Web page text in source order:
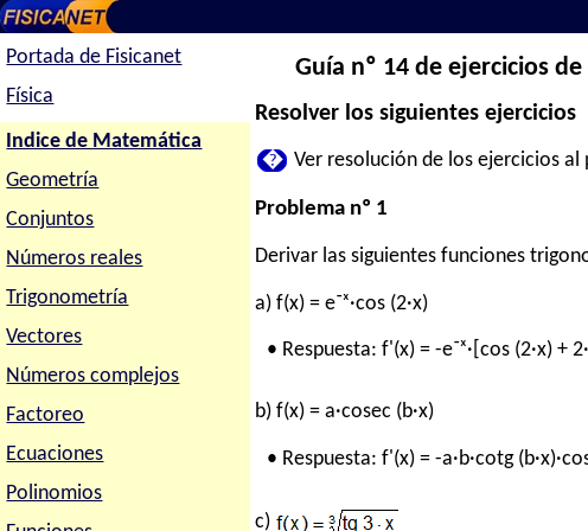
Portada de Fisicanet
Física
Indice de Matemática
Geometría
Conjuntos
Números reales
Trigonometría
Vectores
Números complejos
Factoreo
Ecuaciones
Polinomios
Guía nº 14 de ejercicios
Resolver los siguientes ejercicios
� Ver resolución de los ejercicios al
Problema nº 1
Derivar las siguientes funciones
a) f(x) = e⁻ˣ·cos (2·x)
• Respuesta: f'(x) = -e⁻ˣ·[cos (2·x) +
b) f(x) = a·cosec (b·x)
• Respuesta: f'(x) = -a·b·cotg
c)